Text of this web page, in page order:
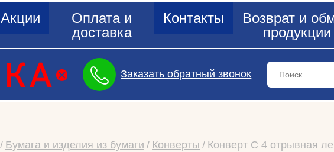
Акции
Оплата и
доставка
Контакты
Возврат и
продукции
Заказать обратный звонок
Бумага и изделия из бумаги Конверты Конверт С 4 отрывная